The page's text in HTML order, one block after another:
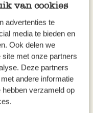
van cookies
advertenties te
media te bieden en
Ook delen we
met onze partners
Deze partners
andere informatie
verzameld op